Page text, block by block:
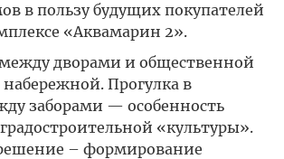
в пользу будущих покупателей
«Аквамарин 2».
дворами и общественной
Прогулка в
заборами — особенность
«культуры».
– формирование